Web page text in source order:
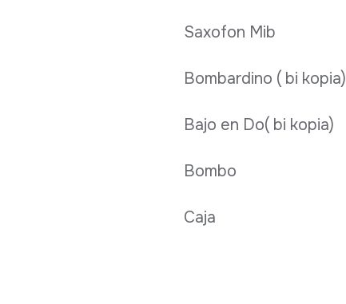
Saxofon Mib
Bombardino ( bi kopia)
Bajo en Do( bi kopia)
Bombo
Caja